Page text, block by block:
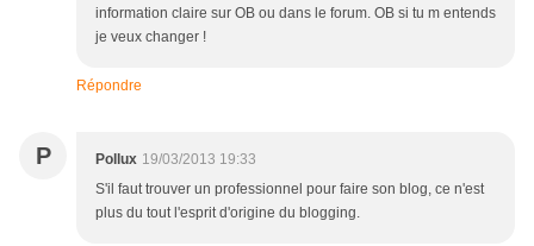
information claire sur OB ou dans le forum. OB si tu m entends
je veux changer !
Répondre
P Pollux 19/03/2013 19:33
S'il faut trouver un professionnel pour faire son blog, ce n'est
plus du tout l'esprit d'origine du blogging.